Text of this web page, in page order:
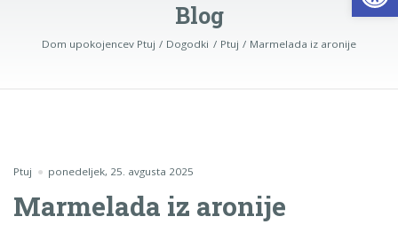
Blog
Dom upokojencev Ptuj Dogodki Ptuj Marmelada iz aronije
Ptuj ponedeljek, 25. avgusta 2025
Marmelada iz aronije